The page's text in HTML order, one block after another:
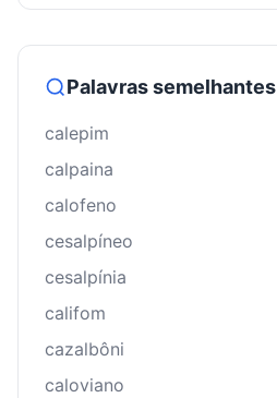
Palavras semelhantes
calepim
calpaina
calofeno
cesalpíneo
cesalpínia
califom
cazalbôni
caloviano